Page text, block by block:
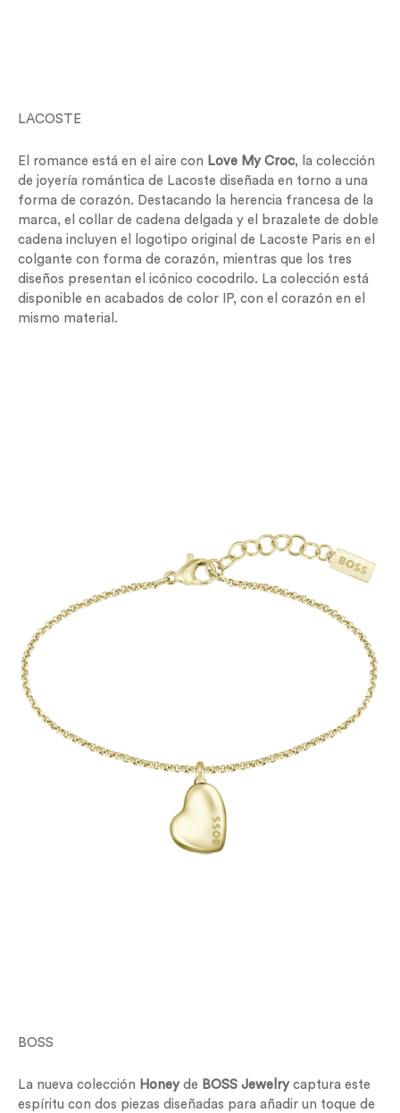
LACOSTE
El romance está en el aire con Love My Croc, la colección
de joyería romántica de Lacoste diseñada en torno a una
forma de corazón. Destacando la herencia francesa de la
marca, el collar de cadena delgada y el brazalete de doble
cadena incluyen el logotipo original de Lacoste Paris en el
colgante con forma de corazón, mientras que los tres
diseños presentan el icónico cocodrilo. La colección está
disponible en acabados de color IP, con el corazón en el
mismo material.
BOSS
La nueva colección Honey de BOSS Jewelry captura este
espíritu con dos piezas diseñadas para añadir un toque de